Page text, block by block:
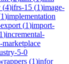
(4)ifrs-15 (1)image-
1)implementation
(1)import-
1)incremental-
marketplace
5-0
(1)infor